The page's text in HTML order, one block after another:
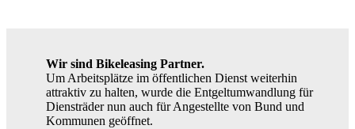
Wir sind Bikeleasing Partner.
Um Arbeitsplätze im öffentlichen Dienst weiterhin
attraktiv zu halten, wurde die Entgeltumwandlung für
Diensträder nun auch für Angestellte von Bund und
Kommunen geöffnet.